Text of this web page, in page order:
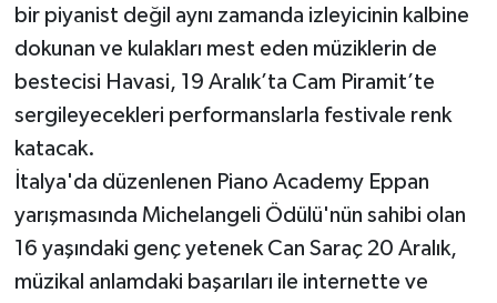
bir piyanist değil aynı zamanda izleyicinin kalbine
dokunan ve kulakları mest eden müziklerin de
bestecisi Havasi, 19 Aralık’ta Cam Piramit’te
sergileyecekleri performanslarla festivale renk
katacak.
İtalya'da düzenlenen Piano Academy Eppan
yarışmasında Michelangeli Ödülü'nün sahibi olan
16 yaşındaki genç yetenek Can Saraç 20 Aralık,
müzikal anlamdaki başarıları ile internette ve